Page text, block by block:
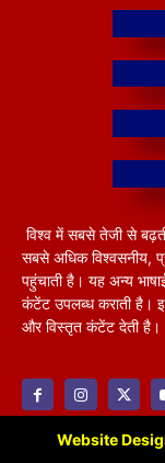
विश्व में सबसे तेजी से
सबसे अधिक विश्वसनीय,
पहुंचाती है। यह अन्य
कंटेंट उपलब्ध कराती है।
और विस्तृत कंटेंट देती है।
Website